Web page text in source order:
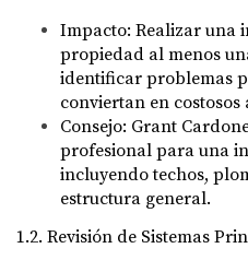
Impacto: Realizar una
propiedad al menos
identificar problemas
conviertan en costosos
Consejo: Grant
profesional para una
incluyendo techos,
estructura general.
1.2. Revisión de Sistemas